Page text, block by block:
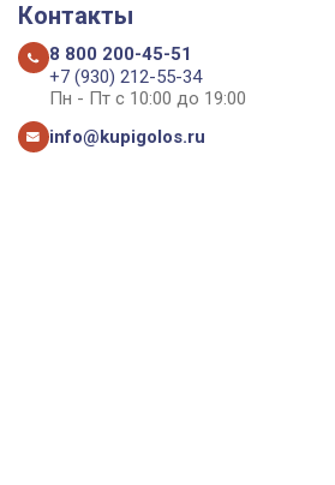
Контакты
8 800 200-45-51
+7 (930) 212-55-34
Пн - Пт с 10:00 до 19:00
info@kupigolos.ru